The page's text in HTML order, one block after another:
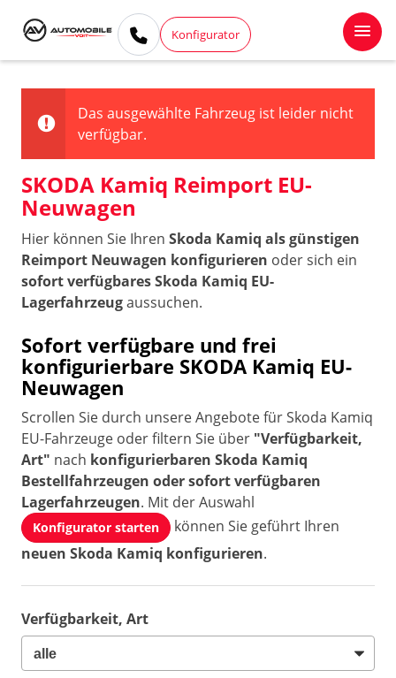
Konfigurator
Das ausgewählte Fahrzeug ist leider nicht
verfügbar.
SKODA Kamiq Reimport EU-
Neuwagen
Hier können Sie Ihren Skoda Kamiq als günstigen
Reimport Neuwagen konfigurieren oder sich ein
sofort verfügbares Skoda Kamiq EU-
Lagerfahrzeugaussuchen.
Sofort verfügbare und frei
konfigurierbare SKODA Kamiq EU-
Neuwagen
Scrollen Sie durch unsere Angebote für Skoda Kamiq
EU-Fahrzeuge oder filtern Sie über "Verfügbarkeit,
Art" nach konfigurierbaren Skoda Kamiq
Bestellfahrzeugen oder sofort verfügbaren
Lagerfahrzeugen. Mit der Auswahl
Konfigurator starten
können Sie geführt Ihren
neuen Skoda Kamiq konfigurieren.
Verfügbarkeit, Art